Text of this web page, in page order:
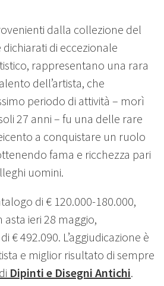
dalla collezione del
di eccezionale
rappresentano una rara
dell’artista, che
periodo di attività – morì
27 anni – fu una delle rare
a conquistare un ruolo
fama e ricchezza pari
uomini.
di € 120.000-180.000,
ieri 28 maggio,
€ 492.090. L’aggiudicazione è
e miglior risultato di sempre
Dipinti e Disegni Antichi.